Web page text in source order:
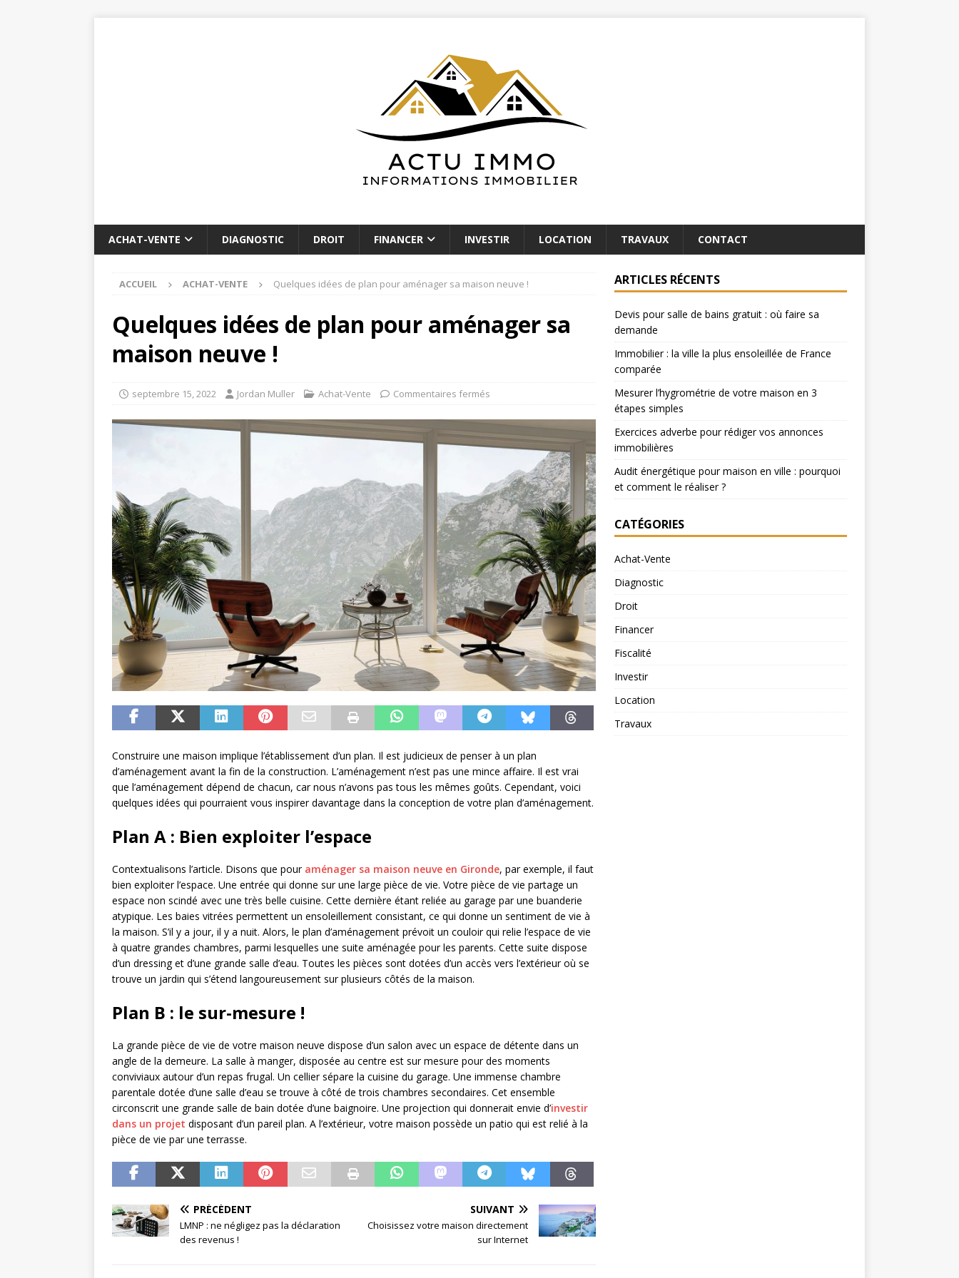
ACHAT-VENTE DIAGNOSTIC DROIT FINANCER INVESTIR LOCATION TRAVAUX CONTACT
ACCUEIL ACHAT-VENTE Quelques idées de plan pour aménager sa maison neuve !
Quelques idées de plan pour aménager sa
maison neuve !
septembre 15, 2022 Jordan Muller Achat-Vente Commentaires fermés
Construire une maison implique l’établissement d’un plan. Il est judicieux de penser à un plan
d’aménagement avant la fin de la construction. L’aménagement n’est pas une mince affaire. Il est vrai
que l’aménagement dépend de chacun, car nous n’avons pas tous les mêmes goûts. Cependant, voici
quelques idées qui pourraient vous inspirer davantage dans la conception de votre plan d’aménagement.
Plan A : Bien exploiter l’espace
Contextualisons l’article. Disons que pour aménager sa maison neuve en Gironde, par exemple, il faut
bien exploiter l’espace. Une entrée qui donne sur une large pièce de vie. Votre pièce de vie partage un
espace non scindé avec une très belle cuisine. Cette dernière étant reliée au garage par une buanderie
atypique. Les baies vitrées permettent un ensoleillement consistant, ce qui donne un sentiment de vie à
la maison. S’il y a jour, il y a nuit. Alors, le plan d’aménagement prévoit un couloir qui relie l’espace de vie
à quatre grandes chambres, parmi lesquelles une suite aménagée pour les parents. Cette suite dispose
d’un dressing et d’une grande salle d’eau. Toutes les pièces sont dotées d’un accès vers l’extérieur où se
trouve un jardin qui s’étend langoureusement sur plusieurs côtés de la maison.
Plan B : le sur-mesure !
La grande pièce de vie de votre maison neuve dispose d’un salon avec un espace de détente dans un
angle de la demeure. La salle à manger, disposée au centre est sur mesure pour des moments
conviviaux autour d’un repas frugal. Un cellier sépare la cuisine du garage. Une immense chambre
parentale dotée d’une salle d’eau se trouve à côté de trois chambres secondaires. Cet ensemble
circonscrit une grande salle de bain dotée d’une baignoire. Une projection qui donnerait envie d’investir
dans un projet disposant d’un pareil plan. A l’extérieur, votre maison possède un patio qui est relié à la
pièce de vie par une terrasse.
PRÉCÉDENT
LMNP : ne négligez pas la déclaration
des revenus !
SUIVANT
Choisissez votre maison directement
sur Internet
ARTICLES RÉCENTS
Devis pour salle de bains gratuit : où faire sa
demande
Immobilier : la ville la plus ensoleillée de France
comparée
Mesurer l’hygrométrie de votre maison en 3
étapes simples
Exercices adverbe pour rédiger vos annonces
immobilières
Audit énergétique pour maison en ville : pourquoi
et comment le réaliser ?
CATÉGORIES
Achat-Vente
Diagnostic
Droit
Financer
Fiscalité
Investir
Location
Travaux